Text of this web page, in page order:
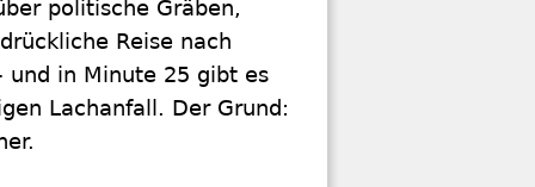
politische Gräben,
Reise nach
und in Minute 25 gibt es
Lachanfall. Der Grund: